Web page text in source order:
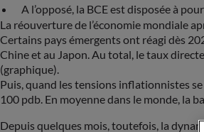
A l’opposé, la BCE est disposée à
La réouverture de l’économie mondiale
Certains pays émergents ont réagi dès
Chine et au Japon. Au total, le taux
(graphique).
Puis, quand les tensions inflationnistes
100 pdb. En moyenne dans le monde, la
Depuis quelques mois, toutefois, la